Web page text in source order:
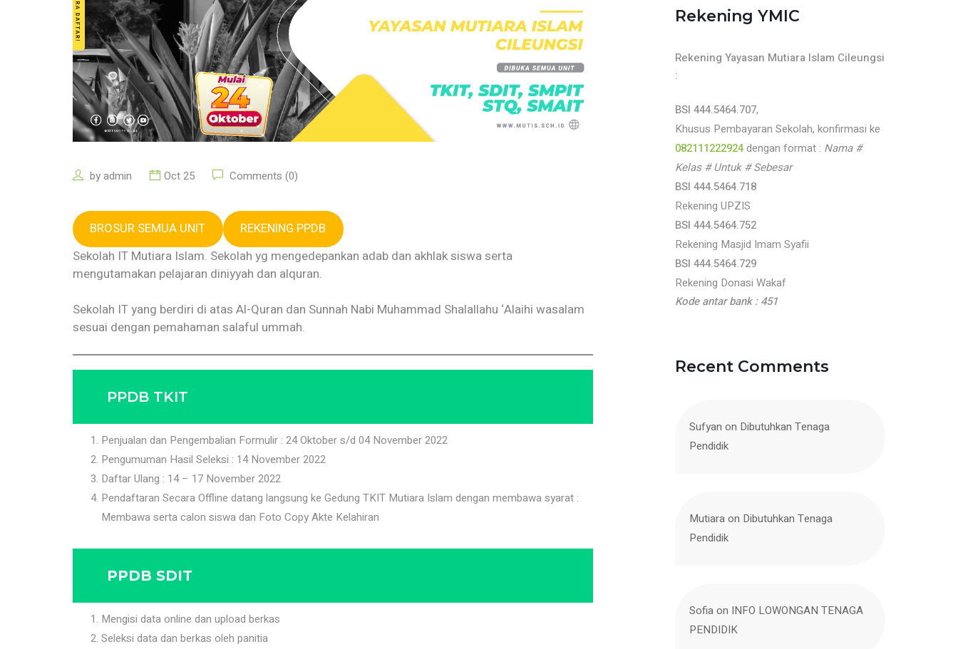
byadmin Oct 25 Comments (0)
BROSUR SEMUA UNIT
REKENING PPDB
Sekolah IT Mutiara Islam. Sekolah yg mengedepankan adab dan akhlak siswa serta
mengutamakan pelajaran diniyyah dan alquran.
Sekolah IT yang berdiri di atas Al-Quran dan Sunnah Nabi Muhammad Shalallahu ‘Alaihi wasalam
sesuai dengan pemahaman salaful ummah.
PPDB TKIT
Penjualan dan Pengembalian Formulir : 24 Oktober s/d 04 November 2022
Pengumuman Hasil Seleksi : 14 November 2022
Daftar Ulang : 14 – 17 November 2022
Pendaftaran Secara Offline datang langsung ke Gedung TKIT Mutiara Islam dengan membawa syarat :
Membawa serta calon siswa dan Foto Copy Akte Kelahiran
PPDB SDIT
Mengisi data online dan upload berkas
Seleksi data dan berkas oleh panitia
Rekening YMIC
Rekening Yayasan Mutiara Islam Cileungsi
:
BSI 444.5464.707,
Khusus Pembayaran Sekolah, konfirmasi ke
082111222924dengan format : Nama #
Kelas # Untuk # Sebesar
BSI 444.5464.718
Rekening UPZIS
BSI 444.5464.752
Rekening Masjid Imam Syafii
BSI 444.5464.729
Rekening Donasi Wakaf
Kode antar bank : 451
Recent Comments
Sufyan on Dibutuhkan Tenaga
Pendidik
Mutiaraon Dibutuhkan Tenaga
Pendidik
Sofiaon INFO LOWONGAN TENAGA
PENDIDIK